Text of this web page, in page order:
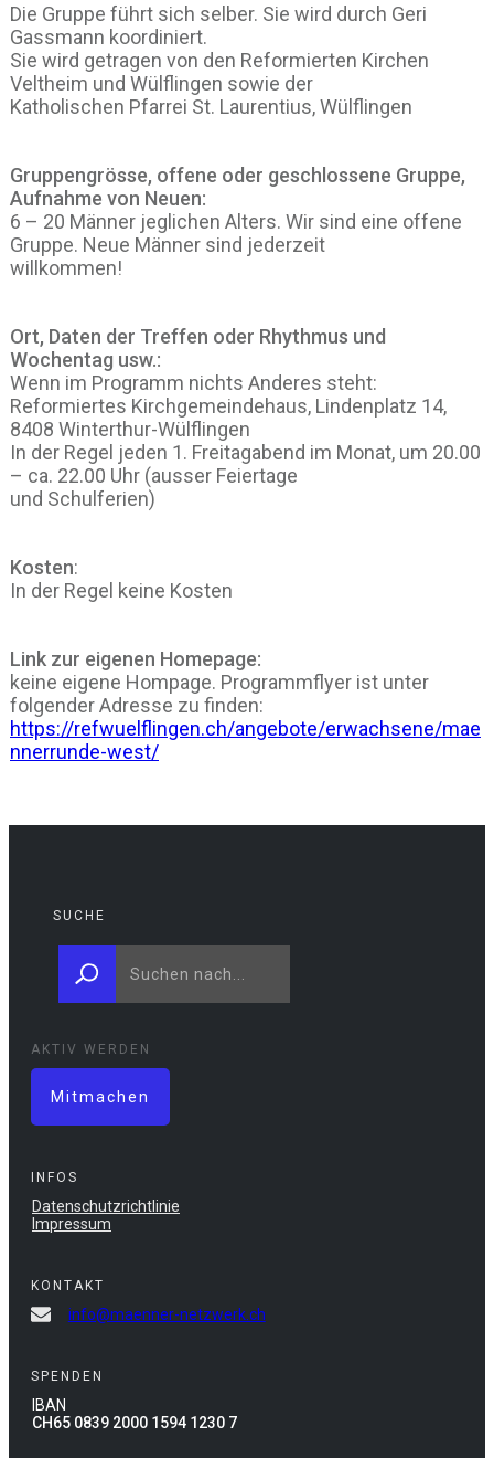
Die Gruppe führt sich selber. Sie wird durch Geri
Gassmann koordiniert.
Sie wird getragen von den Reformierten Kirchen
Veltheim und Wülflingen sowie der
Katholischen Pfarrei St. Laurentius, Wülflingen
Gruppengrösse, offene oder geschlossene Gruppe,
Aufnahme von Neuen:
6 – 20 Männer jeglichen Alters. Wir sind eine offene
Gruppe. Neue Männer sind jederzeit
willkommen!
Ort, Daten der Treffen oder Rhythmus und
Wochentag usw.:
Wenn im Programm nichts Anderes steht:
Reformiertes Kirchgemeindehaus, Lindenplatz 14,
8408 Winterthur-Wülflingen
In der Regel jeden 1. Freitagabend im Monat, um 20.00
– ca. 22.00 Uhr (ausser Feiertage
und Schulferien)
Kosten:
In der Regel keine Kosten
Link zur eigenen Homepage:
keine eigene Hompage. Programmflyer ist unter
folgender Adresse zu finden:
https://refwuelflingen.ch/angebote/erwachsene/mae
nnerrunde-west/
SUCHE
AKTIV WERDEN
Mitmachen
INFOS
Datenschutzrichtlinie
Impressum
KONTAKT
info@maenner-netzwerk.ch
SPENDEN
IBAN
CH65 0839 2000 1594 1230 7